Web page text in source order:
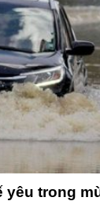
yêu trong